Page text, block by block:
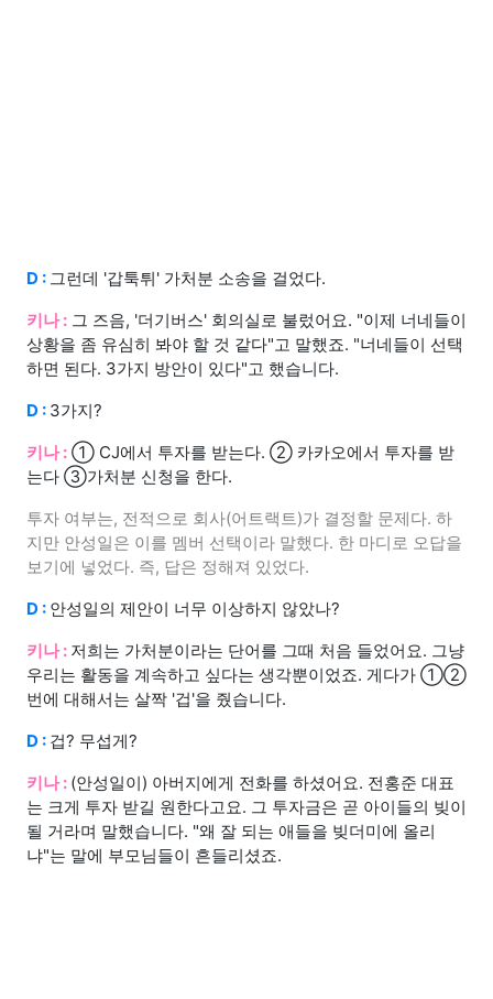
D : 그런데 '갑툭튀' 가처분 소송을 걸었다.
키나 : 그 즈음, '더기버스' 회의실로 불렀어요. "이제 너네들이
상황을 좀 유심히 봐야 할 것 같다"고 말했죠. "너네들이 선택
하면 된다. 3가지 방안이 있다"고 했습니다.
D : 3가지?
키나 : ① CJ에서 투자를 받는다. ② 카카오에서 투자를 받
는다 ③가처분 신청을 한다.
투자 여부는, 전적으로 회사(어트랙트)가 결정할 문제다. 하
지만 안성일은 이를 멤버 선택이라 말했다. 한 마디로 오답을
보기에 넣었다. 즉, 답은 정해져 있었다.
D : 안성일의 제안이 너무 이상하지 않았나?
키나 : 저희는 가처분이라는 단어를 그때 처음 들었어요. 그냥
우리는 활동을 계속하고 싶다는 생각뿐이었죠. 게다가 ①②
번에 대해서는 살짝 '겁'을 줬습니다.
D : 겁? 무섭게?
키나 : (안성일이) 아버지에게 전화를 하셨어요. 전홍준 대표
는 크게 투자 받길 원한다고요. 그 투자금은 곧 아이들의 빚이
될 거라며 말했습니다. "왜 잘 되는 애들을 빚더미에 올리
냐"는 말에 부모님들이 흔들리셨죠.